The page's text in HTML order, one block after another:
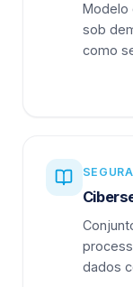
Modelo
sob
como
dados